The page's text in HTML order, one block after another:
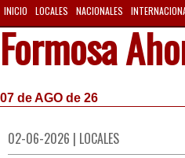
INICIO LOCALES NACIONALES
Formosa
07 de AGO de 26
02-06-2026 | LOCALES